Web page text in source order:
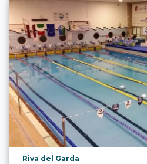
aria.poi_location_prefix
Riva del Garda